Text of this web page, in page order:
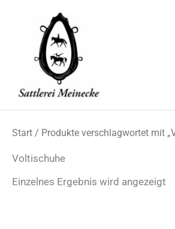
Start / Produkte verschlagwortet mit
Voltischuhe
Einzelnes Ergebnis wird angezeigt